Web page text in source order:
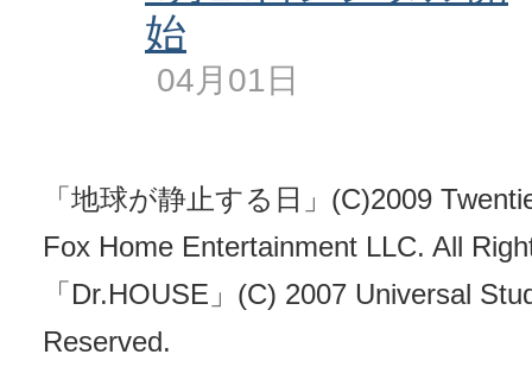
始
04月01日
「地球が静止する日」(C)2009
Fox Home Entertainment LLC. All
「Dr.HOUSE」(C) 2007 Universal
Reserved.